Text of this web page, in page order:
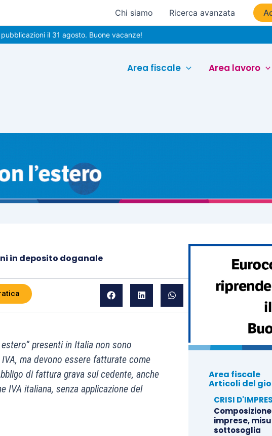
Chi siamo Ricerca avanzata
il 31 agosto. Buone vacanze!
Area fiscale Area lavoro
in deposito doganale
presenti in Italia non sono
ma devono essere fatturate come
di fattura grava sul cedente, anche
IVA italiana, senza applicazione del
Area fiscale
Articoli del
CRISI
imprese,
sottosoglia